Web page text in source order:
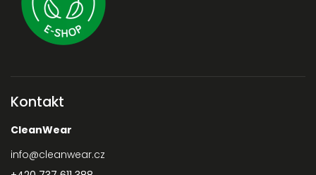
Kontakt
CleanWear
info@cleanwear.cz